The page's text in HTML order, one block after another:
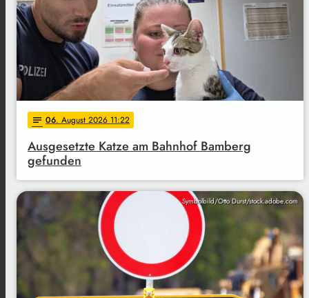
notes 06. August 2026 11:22
Ausgesetzte Katze am Bahnhof Bamberg
gefunden
Symbolbild/Otto Durst/stock.adobe.com